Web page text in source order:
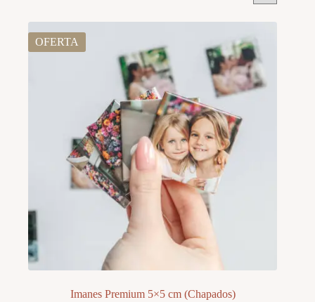
OFERTA
Imanes Premium 5×5 cm (Chapados)